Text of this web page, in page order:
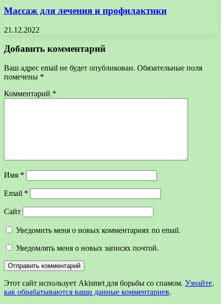
Массаж для лечения и профилактики
21.12.2022
Добавить комментарий
Ваш адрес email не будет опубликован. Обязательные поля
помечены *
Комментарий *
Имя *
Email *
Сайт
Уведомить меня о новых комментариях по email.
Уведомлять меня о новых записях почтой.
Этот сайт использует Akismet для борьбы со спамом. Узнайте,
как обрабатываются ваши данные комментариев.